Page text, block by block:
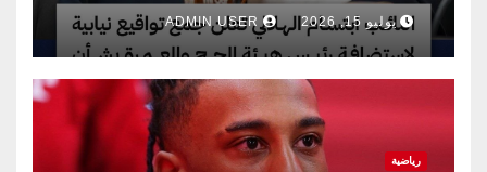
يوليو 15, 2026
رياضية